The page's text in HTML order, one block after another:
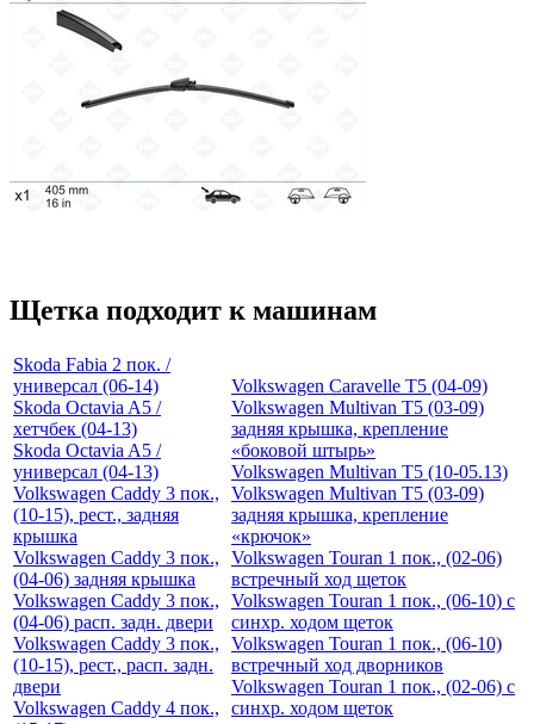
Щетка подходит к машинам
Skoda Fabia 2 пок. /
универсал (06-14)
Skoda Octavia A5 /
хетчбек (04-13)
Skoda Octavia A5 /
универсал (04-13)
Volkswagen Caddy 3 пок.,
(10-15), рест., задняя
крышка
Volkswagen Caddy 3 пок.,
(04-06) задняя крышка
Volkswagen Caddy 3 пок.,
(04-06) расп. задн. двери
Volkswagen Caddy 3 пок.,
(10-15), рест., расп. задн.
двери
Volkswagen Caddy 4 пок.,
Volkswagen Caravelle T5 (04-09)
Volkswagen Multivan T5 (03-09)
задняя крышка, крепление
«боковой штырь»
Volkswagen Multivan T5 (10-05.13)
Volkswagen Multivan T5 (03-09)
задняя крышка, крепление
«крючок»
Volkswagen Touran 1 пок., (02-06)
встречный ход щеток
Volkswagen Touran 1 пок., (06-10) с
синхр. ходом щеток
Volkswagen Touran 1 пок., (06-10)
встречный ход дворников
Volkswagen Touran 1 пок., (02-06) с
синхр. ходом щеток